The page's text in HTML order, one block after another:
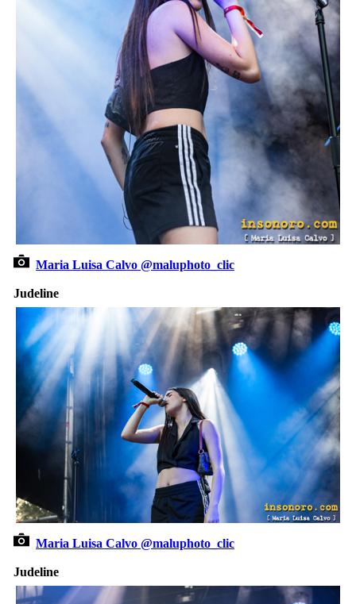
Maria Luisa Calvo @maluphoto_clic
Judeline
Maria Luisa Calvo @maluphoto_clic
Judeline